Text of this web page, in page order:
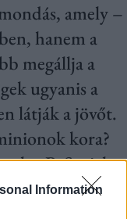
Information
amely –
hanem a
megállja a
ugyanis a
látják a jövőt.
kora?
a BeSocial